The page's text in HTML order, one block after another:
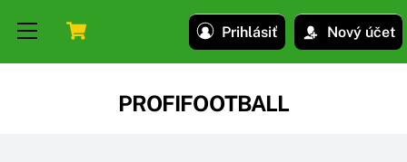
Prihlásiť Nový účet
Menu
PROFIFOOTBALL